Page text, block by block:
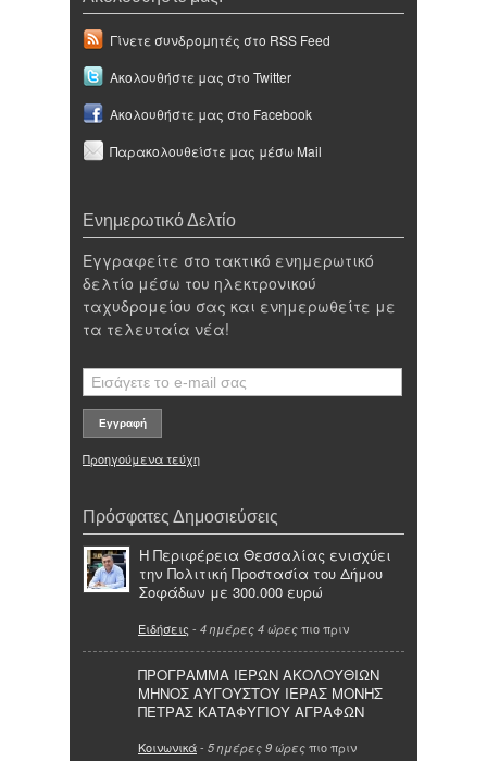
Γίνετε συνδρομητές στο RSS Feed
Ακολουθήστε μας στο Twitter
Ακολουθήστε μας στο Facebook
Παρακολουθείστε μας μέσω Mail
Ενημερωτικό Δελτίο
Εγγραφείτε στο τακτικό ενημερωτικό
δελτίο μέσω του ηλεκτρονικού
ταχυδρομείου σας και ενημερωθείτε με
τα τελευταία νέα!
Προηγούμενα τεύχη
Πρόσφατες Δημοσιεύσεις
Η Περιφέρεια Θεσσαλίας ενισχύει
την Πολιτική Προστασία του Δήμου
Σοφάδων με 300.000 ευρώ
Ειδήσεις - 4 ημέρες 4 ώρες πιο πριν
ΠΡΟΓΡΑΜΜΑ ΙΕΡΩΝ ΑΚΟΛΟΥΘΙΩΝ
ΜΗΝΟΣ ΑΥΓΟΥΣΤΟΥ ΙΕΡΑΣ ΜΟΝΗΣ
ΠΕΤΡΑΣ ΚΑΤΑΦΥΓΙΟΥ ΑΓΡΑΦΩΝ
Κοινωνικά- 5 ημέρες 9 ώρες πιο πριν